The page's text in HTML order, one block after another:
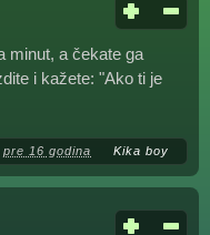
minut, a čekate ga
i kažete: "Ako ti je
pre 16 godina Kika boy